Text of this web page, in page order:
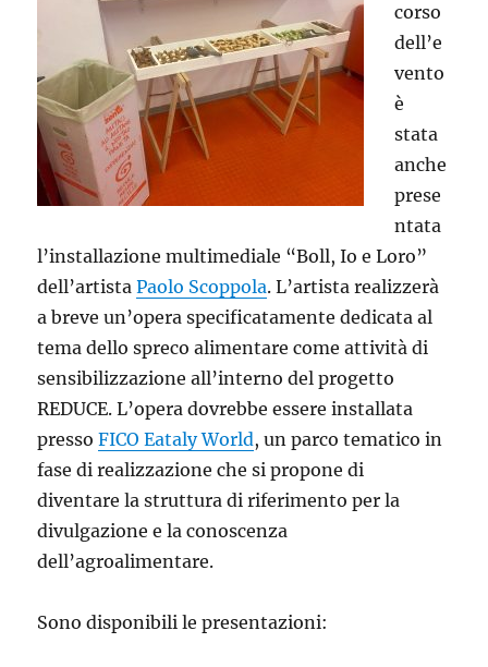
corso
dell’e
vento
è
stata
anche
prese
ntata
l’installazione multimediale “Boll, Io e Loro”
dell’artistaPaolo Scoppola. L’artista realizzerà
a breve un’opera specificatamente dedicata al
tema dello spreco alimentare come attività di
sensibilizzazione all’interno del progetto
REDUCE. L’opera dovrebbe essere installata
pressoFICO Eataly World, un parco tematico in
fase di realizzazione che si propone di
diventare la struttura di riferimento per la
divulgazione e la conoscenza
dell’agroalimentare.
Sono disponibili le presentazioni: